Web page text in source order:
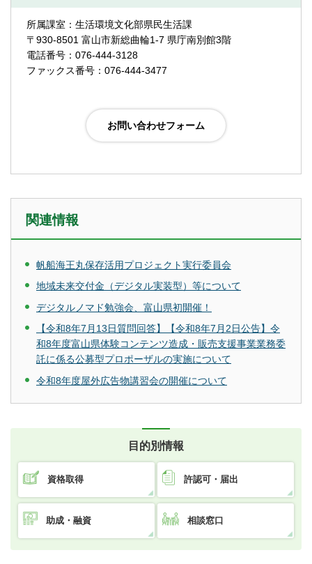
所属課室：生活環境文化部県民生活課
〒930-8501 富山市新総曲輪1-7 県庁南別館3階
電話番号：076-444-3128
ファックス番号：076-444-3477
関連情報
帆船海王丸保存活用プロジェクト実行委員会
地域未来交付金（デジタル実装型）等について
デジタルノマド勉強会、富山県初開催！
【令和8年7月13日質問回答】【令和8年7月2日公告】令
和8年度富山県体験コンテンツ造成・販売支援事業業務委
託に係る公募型プロポーザルの実施について
令和8年度屋外広告物講習会の開催について
目的別情報
資格取得 許認可・届出
助成・融資 相談窓口